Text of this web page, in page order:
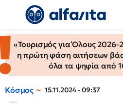
«Τουρισμός για Όλους
η πρώτη φάση αιτήσεων
όλα τα ψηφία από
Κόσμος 15.11.2024 - 09:37